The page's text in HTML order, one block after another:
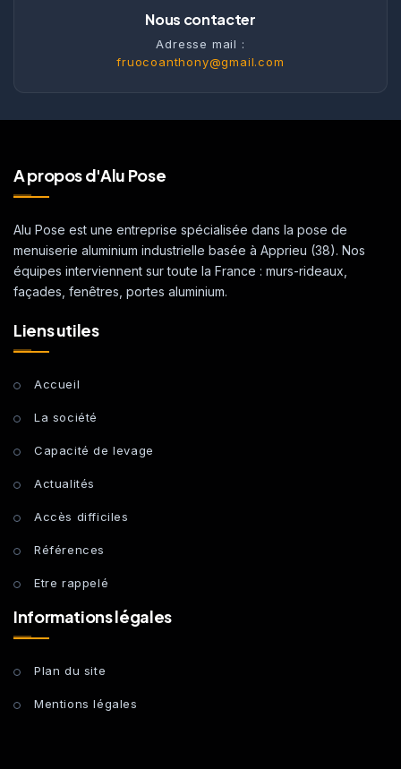
Nous contacter
Adresse mail :
fruocoanthony@gmail.com
A propos d'Alu Pose
Alu Pose est une entreprise spécialisée dans la pose de
menuiserie aluminium industrielle basée à Apprieu (38). Nos
équipes interviennent sur toute la France : murs-rideaux,
façades, fenêtres, portes aluminium.
Liens utiles
Accueil
La société
Capacité de levage
Actualités
Accès difficiles
Références
Etre rappelé
Informations légales
Plan du site
Mentions légales